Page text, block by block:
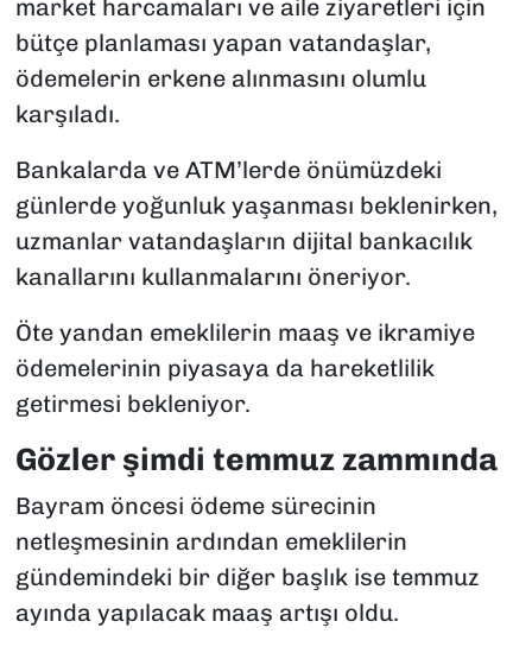
market harcamaları ve aile ziyaretleri için
bütçe planlaması yapan vatandaşlar,
ödemelerin erkene alınmasını olumlu
karşıladı.
Bankalarda ve ATM’lerde önümüzdeki
günlerde yoğunluk yaşanması beklenirken,
uzmanlar vatandaşların dijital bankacılık
kanallarını kullanmalarını öneriyor.
Öte yandan emeklilerin maaş ve ikramiye
ödemelerinin piyasaya da hareketlilik
getirmesi bekleniyor.
Gözler şimdi temmuz zammında
Bayram öncesi ödeme sürecinin
netleşmesinin ardından emeklilerin
gündemindeki bir diğer başlık ise temmuz
ayında yapılacak maaş artışı oldu.